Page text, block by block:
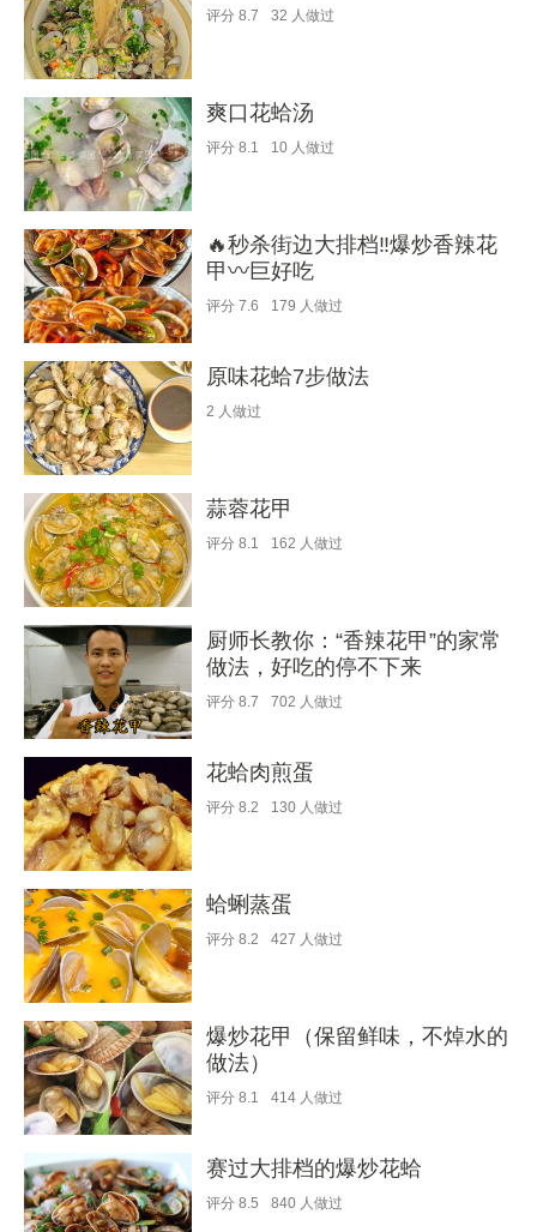
评分 8.7 32 人做过
爽口花蛤汤
评分 8.1 10 人做过
🔥秒杀街边大排档‼️爆炒香辣花
甲〰️巨好吃
评分 7.6 179 人做过
原味花蛤7步做法
2 人做过
蒜蓉花甲
评分 8.1 162 人做过
厨师长教你：“香辣花甲”的家常
做法，好吃的停不下来
评分 8.7 702 人做过
花蛤肉煎蛋
评分 8.2 130 人做过
蛤蜊蒸蛋
评分 8.2 427 人做过
爆炒花甲（保留鲜味，不焯水的
做法）
评分 8.1 414 人做过
赛过大排档的爆炒花蛤
评分 8.5 840 人做过